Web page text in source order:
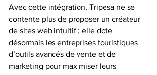
Avec cette intégration, Tripesa ne se
contente plus de proposer un créateur
de sites web intuitif ; elle dote
désormais les entreprises touristiques
d’outils avancés de vente et de
marketing pour maximiser leurs